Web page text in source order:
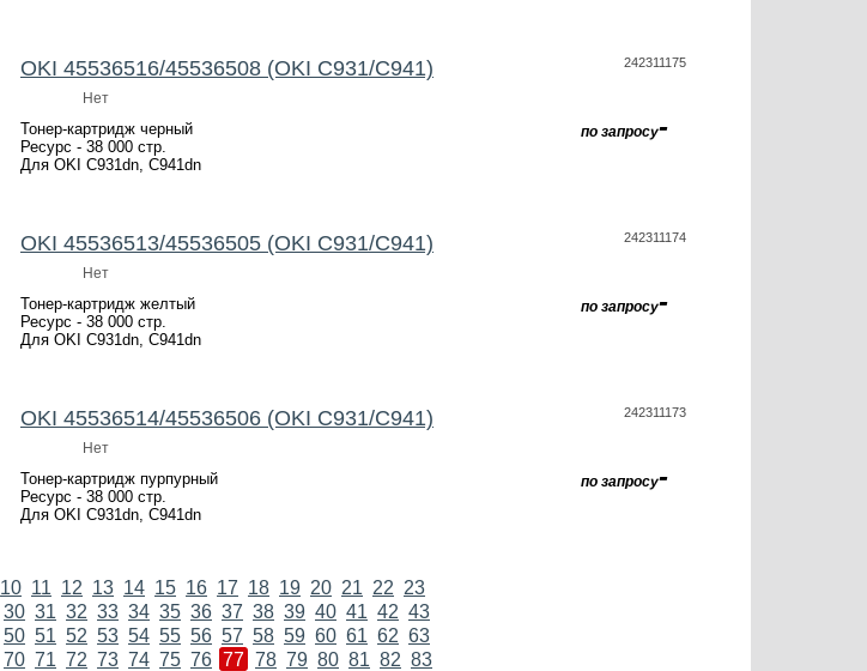
OKI 45536516/45536508 (OKI C931/C941)
Нет
Тонер-картридж черный
Ресурс - 38 000 стр.
Для OKI C931dn, C941dn
242311175
по запросу-
OKI 45536513/45536505 (OKI C931/C941)
Нет
Тонер-картридж желтый
Ресурс - 38 000 стр.
Для OKI C931dn, C941dn
242311174
по запросу-
OKI 45536514/45536506 (OKI C931/C941)
Нет
Тонер-картридж пурпурный
Ресурс - 38 000 стр.
Для OKI C931dn, C941dn
242311173
по запросу-
10 11 12 13 14 15 16 17 18 19 20 21 22 23
30 31 32 33 34 35 36 37 38 39 40 41 42 43
50 51 52 53 54 55 56 57 58 59 60 61 62 63
70 71 72 73 74 75 76 77 78 79 80 81 82 83